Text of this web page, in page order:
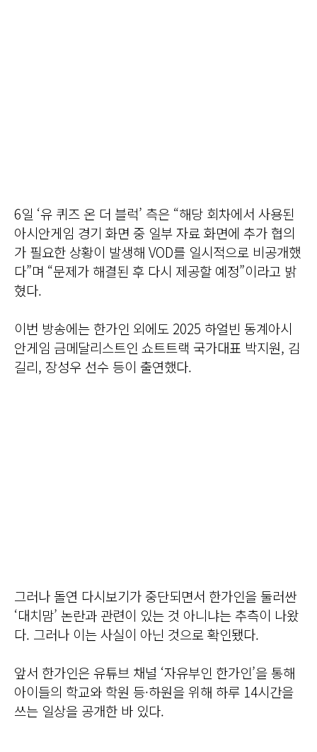
6일 ‘유 퀴즈 온 더 블럭’ 측은 “해당 회차에서 사용된
아시안게임 경기 화면 중 일부 자료 화면에 추가 협의
가 필요한 상황이 발생해 VOD를 일시적으로 비공개했
다”며 “문제가 해결된 후 다시 제공할 예정”이라고 밝
혔다.
이번 방송에는 한가인 외에도 2025 하얼빈 동계아시
안게임 금메달리스트인 쇼트트랙 국가대표 박지원, 김
길리, 장성우 선수 등이 출연했다.
그러나 돌연 다시보기가 중단되면서 한가인을 둘러싼
‘대치맘’ 논란과 관련이 있는 것 아니냐는 추측이 나왔
다. 그러나 이는 사실이 아닌 것으로 확인됐다.
앞서 한가인은 유튜브 채널 ‘자유부인 한가인’을 통해
아이들의 학교와 학원 등·하원을 위해 하루 14시간을
쓰는 일상을 공개한 바 있다.